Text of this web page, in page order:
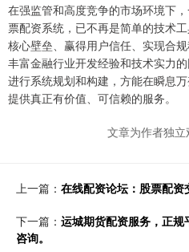
在强监管和高度竞争的市场环境下
票配资系统，已不再是简单的技术
核心壁垒、赢得用户信任、实现合
丰富金融行业开发经验和技术实力
进行系统规划和构建，方能在瞬息
提供真正有价值、可信赖的服务。
文章为作者独
上一篇： 在线配资论坛：股票配
下一篇： 运城期货配资服务，正
咨询。